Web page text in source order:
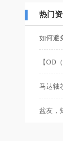
热门
如何避
【OD
马达轴
盆友，